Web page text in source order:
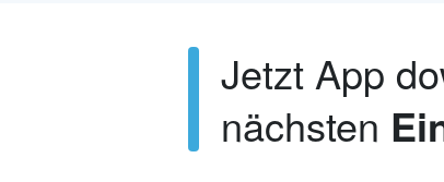
Jetzt App
nächsten